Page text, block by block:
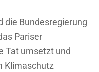
die Bundesregierung
Pariser
Tat umsetzt und
Klimaschutz